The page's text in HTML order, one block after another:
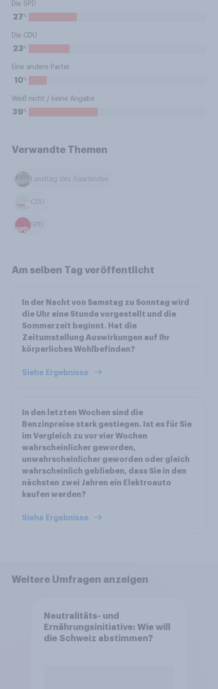
Die SPD
27%
Die CDU
23%
Eine andere Partei
10%
Weiß nicht / keine Angabe
39%
Verwandte Themen
Landtag des Saarlandes
CDU
SPD
Am selben Tag veröffentlicht
In der Nacht von Samstag zu Sonntag wird
die Uhr eine Stunde vorgestellt und die
Sommerzeit beginnt. Hat die
Zeitumstellung Auswirkungen auf Ihr
körperliches Wohlbefinden?
Siehe Ergebnisse
In den letzten Wochen sind die
Benzinpreise stark gestiegen. Ist es für Sie
im Vergleich zu vor vier Wochen
wahrscheinlicher geworden,
unwahrscheinlicher geworden oder gleich
wahrscheinlich geblieben, dass Sie in den
nächsten zwei Jahren ein Elektroauto
kaufen werden?
Siehe Ergebnisse
Weitere Umfragen anzeigen
Neutralitäts- und
Ernährungsinitiative: Wie will
die Schweiz abstimmen?